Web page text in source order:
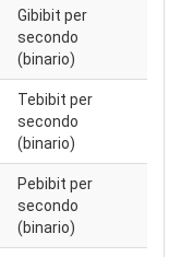
Gibibit per
secondo
(binario)
Tebibit per
secondo
(binario)
Pebibit per
secondo
(binario)